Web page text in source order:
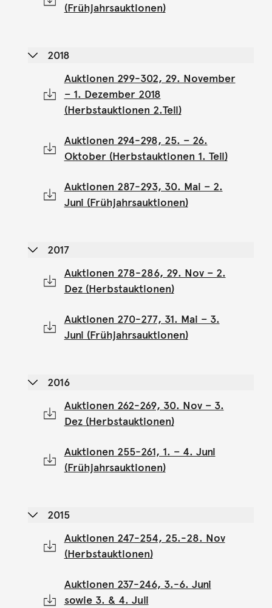
(Frühjahrsauktionen)
2018
Auktionen 299-302, 29. November
– 1. Dezember 2018
(Herbstauktionen 2.Teil)
Auktionen 294-298, 25. – 26.
Oktober (Herbstauktionen 1. Teil)
Auktionen 287-293, 30. Mai – 2.
Juni (Frühjahrsauktionen)
2017
Auktionen 278-286, 29. Nov – 2.
Dez (Herbstauktionen)
Auktionen 270-277, 31. Mai – 3.
Juni (Frühjahrsauktionen)
2016
Auktionen 262-269, 30. Nov – 3.
Dez (Herbstauktionen)
Auktionen 255-261, 1. – 4. Juni
(Frühjahrsauktionen)
2015
Auktionen 247-254, 25.-28. Nov
(Herbstauktionen)
Auktionen 237-246, 3.-6. Juni
sowie 3. & 4. Juli